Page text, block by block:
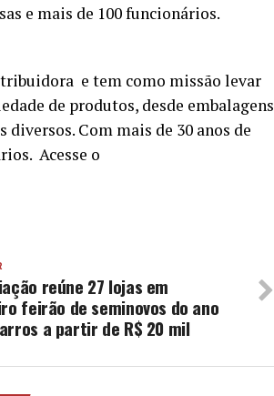
e mais de 100 funcionários.
e tem como missão levar
de produtos, desde embalagens
Com mais de 30 anos de
Acesse o
reúne 27 lojas em
feirão de seminovos do ano
a partir de R$ 20 mil